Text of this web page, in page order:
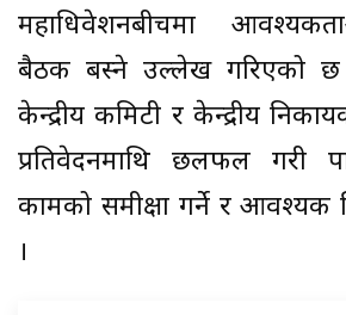
महाधिवेशनबीचमा
बैठक बस्ने उल्लेख गरिएको छ
केन्द्रीय कमिटी र केन्द्रीय
प्रतिवेदनमाथि छलफल गरी
कामको समीक्षा गर्ने र आवश्यक
।